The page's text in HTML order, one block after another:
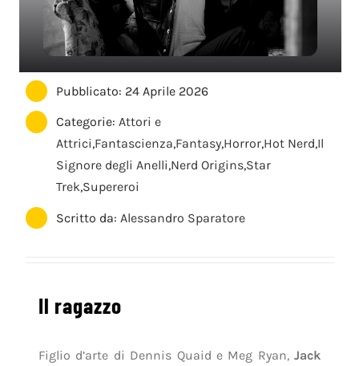
Pubblicato: 24 Aprile 2026
Categorie:Attori e
Attrici,Fantascienza,Fantasy,Horror,Hot Nerd,Il
Signore degli Anelli,Nerd Origins,Star
Trek,Supereroi
Scritto da: Alessandro Sparatore
Il ragazzo
Figlio d’arte di Dennis Quaid e Meg Ryan,Jack